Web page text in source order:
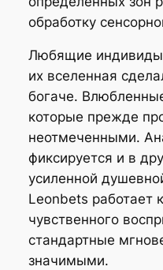
обработку
Любящие индивиды
их вселенная
богаче.
которые прежде
неотмеченными.
фиксируется и в
усиленной
Leonbets работает
чувственного
стандартные
значимыми.